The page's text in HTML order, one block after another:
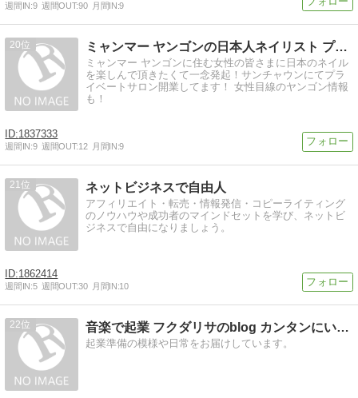
週間IN:9 週間OUT:90 月間IN:9
20 ミャンマー ヤンゴンの日本人ネイリスト プライベートネ…
ミャンマー ヤンゴンに住む女性の皆さまに日本のネイル
を楽しんで頂きたくて一念発起！サンチャウンにてプラ
イベートサロン開業してます！ 女性目線のヤンゴン情報
も！
1837333
週間IN:9 週間OUT:12 月間IN:9
21 ネットビジネスで自由人
アフィリエイト・転売・情報発信・コピーライティング
のノウハウや成功者のマインドセットを学び、ネットビ
ジネスで自由になりましょう。
1862414
週間IN:5 週間OUT:30 月間IN:10
22 音楽で起業 フクダリサのblog カンタンにいかないから生…
起業準備の模様や日常をお届けしています。